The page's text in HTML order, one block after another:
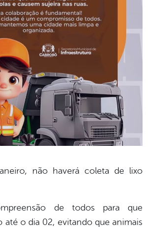
não haverá coleta de lixo
de todos para que
até o dia 02, evitando que animais